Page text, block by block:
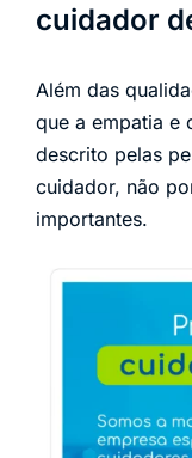
cuidador
Além das
que a empatia e
descrito pelas
cuidador, não
importantes.